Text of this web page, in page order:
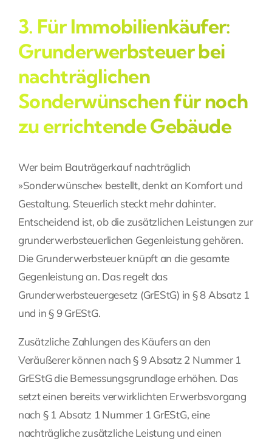
3. Für Immobilienkäufer:
Grunderwerbsteuer bei
nachträglichen
Sonderwünschen für noch
zu errichtende Gebäude
Wer beim Bauträgerkauf nachträglich
»Sonderwünsche« bestellt, denkt an Komfort und
Gestaltung. Steuerlich steckt mehr dahinter.
Entscheidend ist, ob die zusätzlichen Leistungen zur
grunderwerbsteuerlichen Gegenleistung gehören.
Die Grunderwerbsteuer knüpft an die gesamte
Gegenleistung an. Das regelt das
Grunderwerbsteuergesetz (GrEStG) in § 8 Absatz 1
und in § 9 GrEStG.
Zusätzliche Zahlungen des Käufers an den
Veräußerer können nach § 9 Absatz 2 Nummer 1
GrEStG die Bemessungsgrundlage erhöhen. Das
setzt einen bereits verwirklichten Erwerbsvorgang
nach § 1 Absatz 1 Nummer 1 GrEStG, eine
nachträgliche zusätzliche Leistung und einen